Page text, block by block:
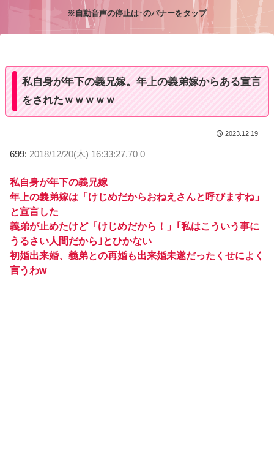
※自動音声の停止は↑のバナーをタップ
私自身が年下の義兄嫁。年上の義弟嫁からある宣言
をされたｗｗｗｗｗ
2023.12.19
699: 2018/12/20(木) 16:33:27.70 0
私自身が年下の義兄嫁
年上の義弟嫁は「けじめだからおねえさんと呼びますね」
と宣言した
義弟が止めたけど「けじめだから！」｢私はこういう事に
うるさい人間だから｣とひかない
初婚出来婚、義弟との再婚も出来婚未遂だったくせによく
言うわw